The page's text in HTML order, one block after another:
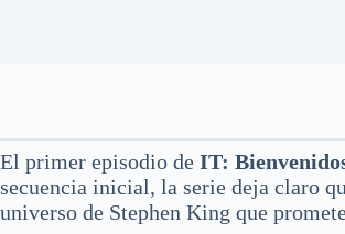
El primer episodio de IT:
secuencia inicial, la serie deja claro
universo de Stephen King que